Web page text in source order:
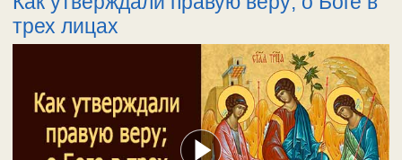
трех лицах